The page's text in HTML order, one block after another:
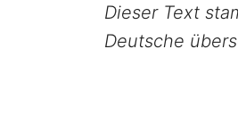
Dieser Text
Deutsche